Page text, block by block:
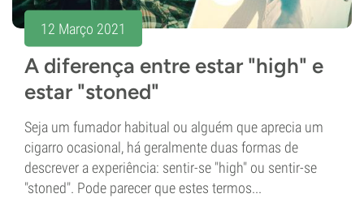
12 Março 2021
A diferença entre estar "high" e
estar "stoned"
Seja um fumador habitual ou alguém que aprecia um
cigarro ocasional, há geralmente duas formas de
descrever a experiência: sentir-se "high" ou sentir-se
"stoned". Pode parecer que estes termos...